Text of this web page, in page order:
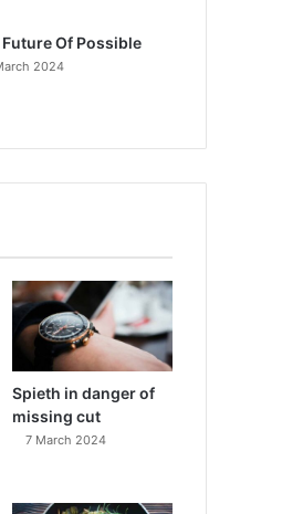
Future Of Possible
2024
Spieth in danger of
missing cut
7 March 2024